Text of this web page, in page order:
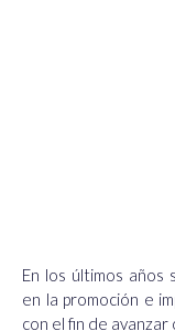
En los últimos años
en la promoción e
con el fin de